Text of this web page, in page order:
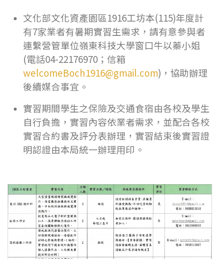
文化部文化資產園區1916工坊本(115)年度計
有7家業者有暑期實習生需求，請有意參與者
連繫營管單位嶺東科技大學窗口牛以蓁小姐
(電話04-22176970；信箱
welcomeBoch1916@gmail.com)，協助辦理
後續媒合事宜。
實習期間學生之保險及交通食宿由各校及學生
自行負擔，實習內容依業者需求，並配合各校
實習合約書及評分表辦理，實習結束後實習證
明認證由本局統一辦理用印。